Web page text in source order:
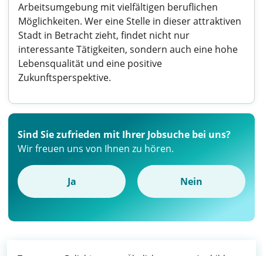
Arbeitsumgebung mit vielfältigen beruflichen
Möglichkeiten. Wer eine Stelle in dieser attraktiven
Stadt in Betracht zieht, findet nicht nur
interessante Tätigkeiten, sondern auch eine hohe
Lebensqualität und eine positive
Zukunftsperspektive.
Sind Sie zufrieden mit Ihrer Jobsuche bei uns?
Wir freuen uns von Ihnen zu hören.
Ja Nein